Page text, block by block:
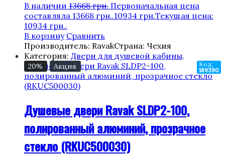
В наличии 13668грн. Первоначальная цена
составляла 13668 грн..10934 грн.Текущая цена:
10934 грн..
В корзину Сравнить
Производитель: RavakСтрана: Чехия
Категория: Двери для душевой кабины.
Код:
189390
20% Акция
Душевые двери Ravak SLDP2-100,
полированный алюминий, прозрачное
стекло (RKUC500030)